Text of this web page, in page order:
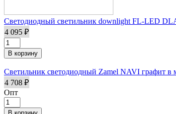
Светодиодный светильник downlight FL-LED
4 095 ₽
Светильник светодиодный Zamel NAVI графит в
4 708 ₽
Опт